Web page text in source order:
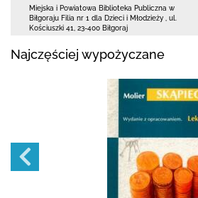
Miejska i Powiatowa Biblioteka Publiczna w
Biłgoraju Filia nr 1 dla Dzieci i Młodzieży
ul.
Kościuszki 41
23-400 Biłgoraj
Najczęściej wypożyczane